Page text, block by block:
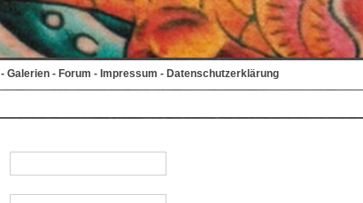
- Galerien - Forum - Impressum - Datenschutzerklärung